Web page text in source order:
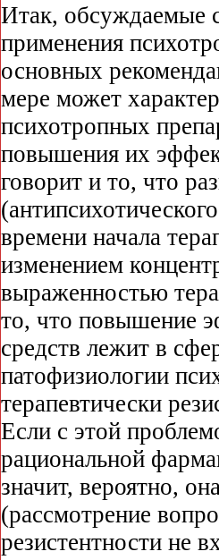
Итак, обсуждаемые
применения
основных
мере может
психотропных
повышения их
говорит и то, что
времени начала
изменением
выраженностью
то, что повышение
средств лежит в
патофизиологии
терапевтически
Если с этой
рациональной
значит, вероятно,
(рассмотрение
резистентности не